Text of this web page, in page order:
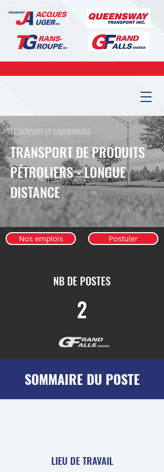
TRANSPORT ET CAMIONNAGE
TRANSPORT DE PRODUITS
PÉTROLIERS - LONGUE
DISTANCE
Nos emplois Postuler
NB DE POSTES
2
SOMMAIRE DU POSTE
LIEU DE TRAVAIL